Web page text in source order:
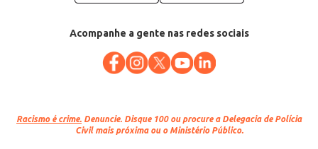
Acompanhe a gente nas redes sociais
Racismo é crime. Denuncie. Disque 100 ou procure a Delegacia de Polícia
Civil mais próxima ou o Ministério Público.